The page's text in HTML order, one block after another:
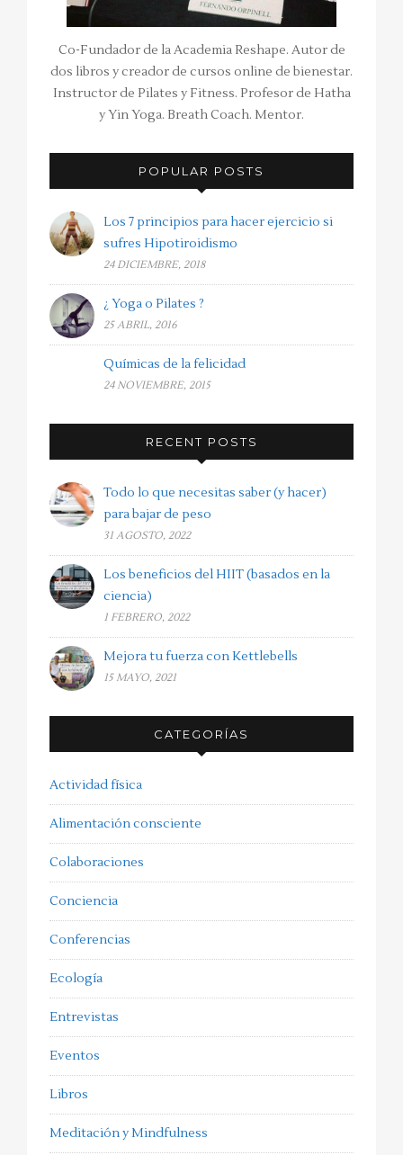
Co-Fundador de la Academia Reshape. Autor de
dos libros y creador de cursos online de bienestar.
Instructor de Pilates y Fitness. Profesor de Hatha
y Yin Yoga. Breath Coach. Mentor.
POPULAR POSTS
Los 7 principios para hacer ejercicio si
sufres Hipotiroidismo
24 DICIEMBRE, 2018
¿ Yoga o Pilates ?
25 ABRIL, 2016
Químicas de la felicidad
24 NOVIEMBRE, 2015
RECENT POSTS
Todo lo que necesitas saber (y hacer)
para bajar de peso
31 AGOSTO, 2022
Los beneficios del HIIT (basados en la
ciencia)
1 FEBRERO, 2022
Mejora tu fuerza con Kettlebells
15 MAYO, 2021
CATEGORÍAS
Actividad física
Alimentación consciente
Colaboraciones
Conciencia
Conferencias
Ecología
Entrevistas
Eventos
Libros
Meditación y Mindfulness